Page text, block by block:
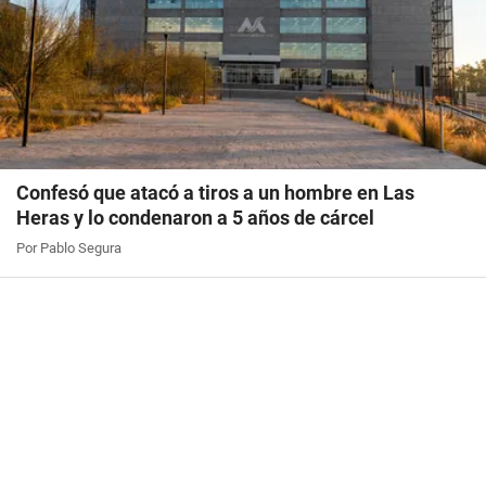
Confesó que atacó a tiros a un hombre en Las
Heras y lo condenaron a 5 años de cárcel
Por Pablo Segura